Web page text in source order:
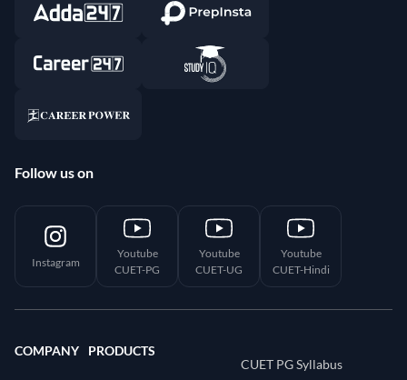
COMPANY PRODUCTS
CUET PG Syllabus
Follow us on
Instagram
Youtube
CUET-PG
Youtube
CUET-UG
Youtube
CUET-Hindi